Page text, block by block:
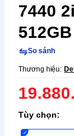
7440
So sánh
Thương hiệu: Dell
Tùy chọn: